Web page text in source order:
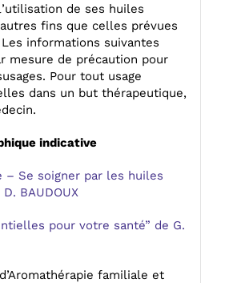
de ses huiles
fins que celles prévues
Les informations suivantes
mesure de précaution pour
Pour tout usage
dans un but thérapeutique,
indicative
– Se soigner par les huiles
BAUDOUX
pour votre santé” de G.
familiale et